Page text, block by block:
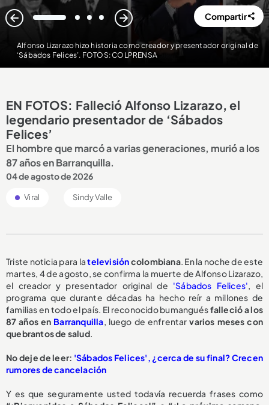
Alfonso Lizarazo hizo historia como creador y presentador original de
‘Sábados Felices’. FOTOS: COLPRENSA
1 2 3 4 Compartir
EN FOTOS: Falleció Alfonso Lizarazo, el
legendario presentador de ‘Sábados
Felices’
El hombre que marcó a varias generaciones, murió a los
87 años en Barranquilla.
04 de agosto de 2026
Viral Sindy Valle
Triste noticia para latelevisióncolombiana. En la noche de este
martes, 4 de agosto, se confirma la muerte de Alfonso Lizarazo,
el creador y presentador original de 'Sábados Felices', el
programa que durante décadas ha hecho reír a millones de
familias en todo el país. El reconocido bumanguésfalleció a los
87 años en Barranquilla, luego de enfrentarvarios meses con
quebrantos de salud.
No deje de leer: 'Sábados Felices', ¿cerca de su final? Crecen
rumores de cancelación
Y es que seguramente usted todavía recuerda frases como